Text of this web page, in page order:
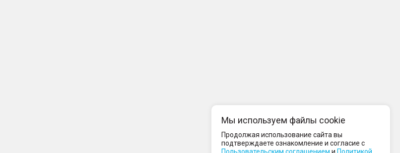
Мы используем файлы cookie
Продолжая использование сайта вы
подтверждаете ознакомление и согласие с